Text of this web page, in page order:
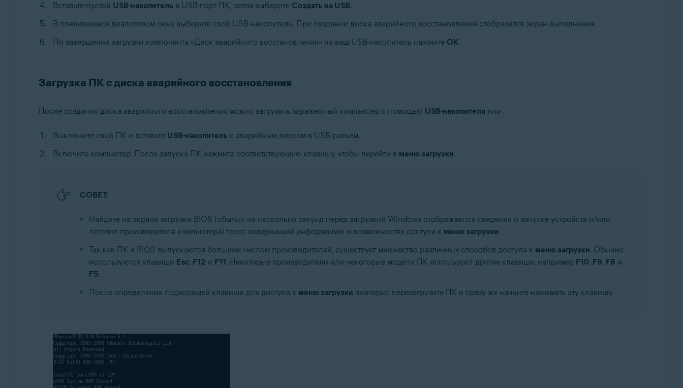
Вставьте пустой USB-накопитель в USB-порт ПК, затем выберите Создать на USB.
В появившемся диалоговом окне выберите свой USB-накопитель. При создании диска аварийного восстановления отобразится экран выполнения.
По завершении загрузки компонента «Диск аварийного восстановления» на ваш USB-накопитель нажмите OК.
Загрузка ПК с диска аварийного восстановления
После создания диска аварийного восстановления можно загрузить зараженный компьютер с помощью USB-накопителя или .
Выключите свой ПК и вставьте USB-накопитель с аварийным диском в USB-разъем.
Включите компьютер. После запуска ПК нажмите соответствующую клавишу, чтобы перейти в меню загрузки.
СОВЕТ:
Найдите на экране загрузки BIOS (обычно на несколько секунд перед загрузкой Windows отображаются сведения о запуске устройств и/или
логотип производителя компьютера) текст, содержащий информацию о возможностях доступа к меню загрузки.
Так как ПК и BIOS выпускаются большим числом производителей, существует множество различных способов доступа к меню загрузки. Обычно
используются клавиши Esc, F12 и F11. Некоторые производители или некоторые модели ПК используют другие клавиши, например F10, F9, F8 и
F5.
После определения подходящей клавиши для доступа к меню загрузки повторно перезагрузите ПК и сразу же начните нажимать эту клавишу.